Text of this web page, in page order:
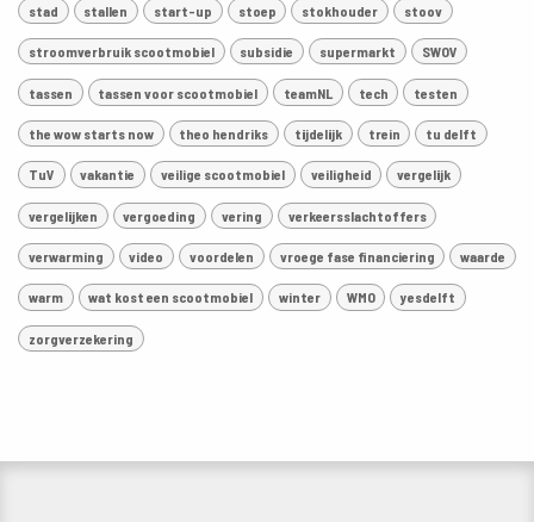
stad stallen start-up stoep stokhouder stoov
stroomverbruik scootmobiel subsidie supermarkt SWOV
tassen tassen voor scootmobiel teamNL tech testen
the wow starts now theo hendriks tijdelijk trein tu delft
TuV vakantie veilige scootmobiel veiligheid vergelijk
vergelijken vergoeding vering verkeersslachtoffers
verwarming video voordelen vroege fase financiering waarde
warm wat kost een scootmobiel winter WMO yesdelft
zorgverzekering